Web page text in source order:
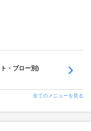
・ブロー別)
全てのメニューを見る